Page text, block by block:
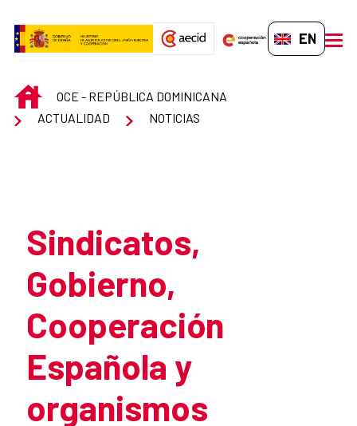
EN-GB
INICIOOCE - REPÚBLICA DOMINICANA
ACTUALIDAD
NOTICIAS
Sindicatos,
Gobierno,
Cooperación
Española y
organismos